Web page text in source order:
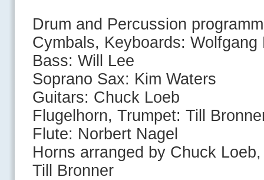
Drum and Percussion
Cymbals, Keyboards: Wolfgang
Bass: Will Lee
Soprano Sax: Kim Waters
Guitars: Chuck Loeb
Flugelhorn, Trumpet: Till
Flute: Norbert Nagel
Horns arranged by Chuck
Till Bronner